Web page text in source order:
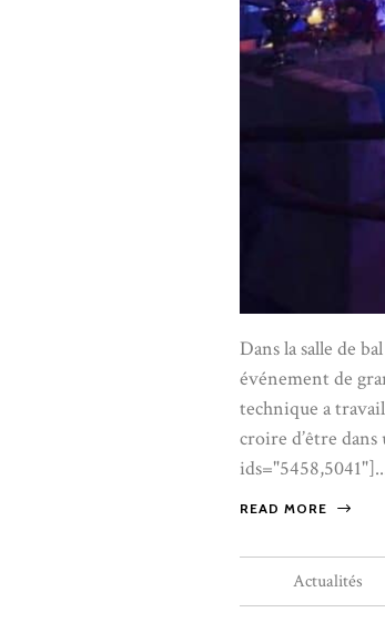
Dans la salle de
événement de
technique a
croire d’être
READ MORE
Actualités